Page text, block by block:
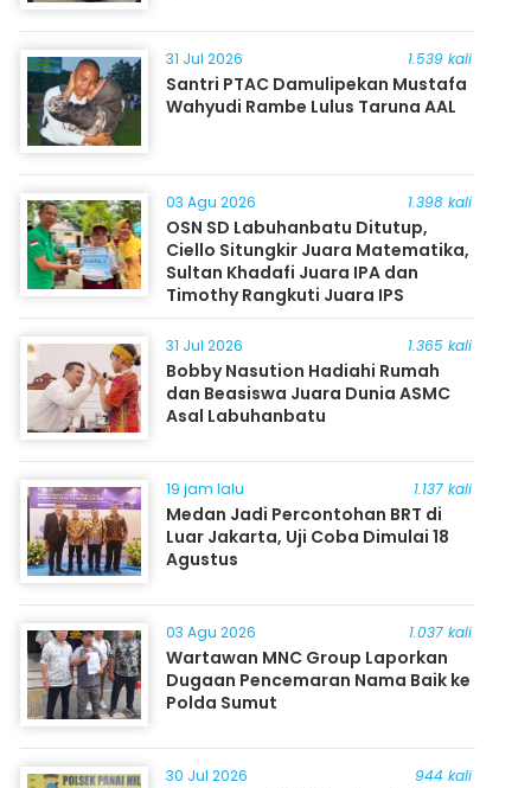
31 Jul 2026 1.539 kali
Santri PTAC Damulipekan Mustafa
Wahyudi Rambe Lulus Taruna AAL
03 Agu 2026 1.398 kali
OSN SD Labuhanbatu Ditutup,
Ciello Situngkir Juara Matematika,
Sultan Khadafi Juara IPA dan
Timothy Rangkuti Juara IPS
31 Jul 2026 1.365 kali
Bobby Nasution Hadiahi Rumah
dan Beasiswa Juara Dunia ASMC
Asal Labuhanbatu
19 jam lalu 1.137 kali
Medan Jadi Percontohan BRT di
Luar Jakarta, Uji Coba Dimulai 18
Agustus
03 Agu 2026 1.037 kali
Wartawan MNC Group Laporkan
Dugaan Pencemaran Nama Baik ke
Polda Sumut
30 Jul 2026 944 kali